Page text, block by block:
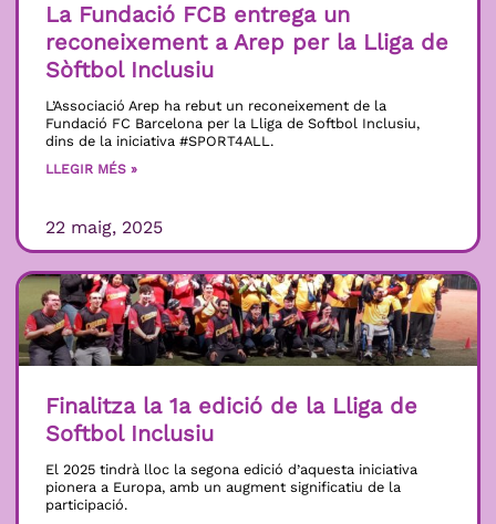
La Fundació FCB entrega un
reconeixement a Arep per la Lliga de
Sòftbol Inclusiu
L’Associació Arep ha rebut un reconeixement de la
Fundació FC Barcelona per la Lliga de Softbol Inclusiu,
dins de la iniciativa #SPORT4ALL.
LLEGIR MÉS »
22 maig, 2025
Finalitza la 1a edició de la Lliga de
Softbol Inclusiu
El 2025 tindrà lloc la segona edició d’aquesta iniciativa
pionera a Europa, amb un augment significatiu de la
participació.